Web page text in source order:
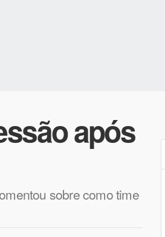
após
sobre como time